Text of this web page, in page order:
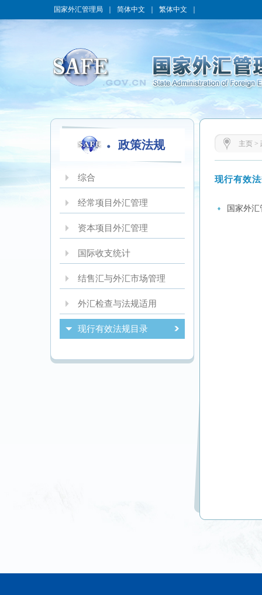
国家外汇管理局 简体中文 繁体中文
政策法规
综合
经常项目外汇管理
资本项目外汇管理
国际收支统计
结售汇与外汇市场管理
外汇检查与法规适用
现行有效法规目录
主页 >
现行有效
国家外